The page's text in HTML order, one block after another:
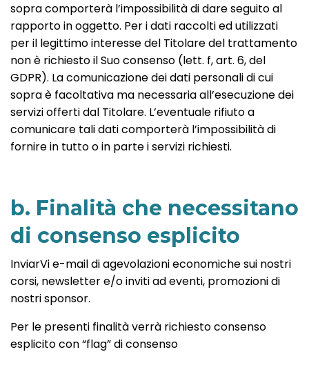
sopra comporterà l’impossibilità di dare seguito al
rapporto in oggetto. Per i dati raccolti ed utilizzati
per il legittimo interesse del Titolare del trattamento
non è richiesto il Suo consenso (lett. f, art. 6, del
GDPR). La comunicazione dei dati personali di cui
sopra è facoltativa ma necessaria all’esecuzione dei
servizi offerti dal Titolare. L’eventuale rifiuto a
comunicare tali dati comporterà l’impossibilità di
fornire in tutto o in parte i servizi richiesti.
b. Finalità che necessitano
di consenso esplicito
InviarVi e-mail di agevolazioni economiche sui nostri
corsi, newsletter e/o inviti ad eventi, promozioni di
nostri sponsor.
Per le presenti finalità verrà richiesto consenso
esplicito con “flag” di consenso